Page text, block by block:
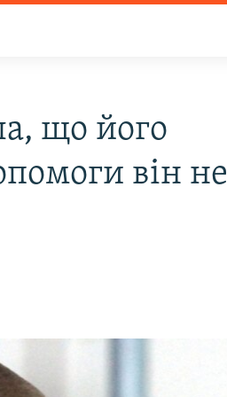
що його
він не